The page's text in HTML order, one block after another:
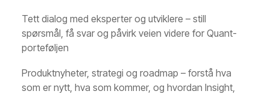
Tett dialog med eksperter og utviklere – still
spørsmål, få svar og påvirk veien videre for Quant-
porteføljen
Produktnyheter, strategi og roadmap – forstå hva
som er nytt, hva som kommer, og hvordan Insight,